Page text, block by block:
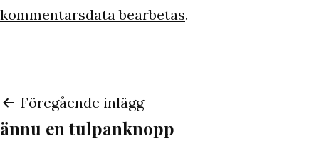
kommentarsdata bearbetas.
Inläggsnavigering
Föregående inlägg
ännu en tulpanknopp